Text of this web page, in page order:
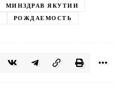
МИНЗДРАВ ЯКУТИИ
РОЖДАЕМОСТЬ